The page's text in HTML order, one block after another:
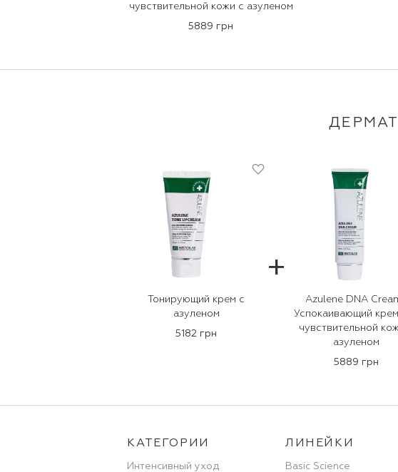
чувствительной кожи с азуленом
5889 грн
Тонирующий крем с
азуленом
5182 грн
+
Azulene DNA
Успокаивающий
чувствительной
азуленом
5889 грн
КАТЕГОРИИ
Интенсивный уход
ЛИНЕЙКИ
Basic Science